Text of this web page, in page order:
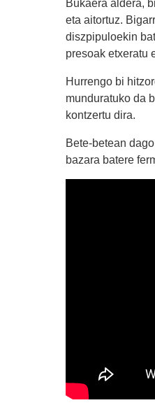
Bukaera aldera,
eta aitortuz.
diszpipuloekin
presoak etxeratu
Hurrengo bi
munduratuko da
kontzertu dira.
Bete-betean
bazara batere